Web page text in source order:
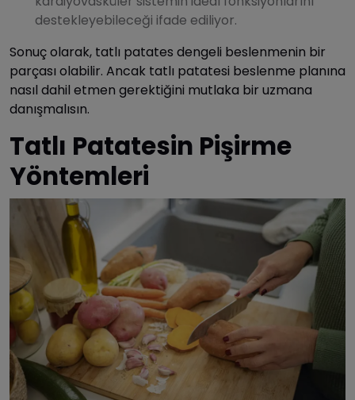
destekleyebileceği ifade ediliyor.
Sonuç olarak, tatlı patates dengeli beslenmenin bir
parçası olabilir. Ancak tatlı patatesi beslenme planına
nasıl dahil etmen gerektiğini mutlaka bir uzmana
danışmalısın.
Tatlı Patatesin Pişirme
Yöntemleri